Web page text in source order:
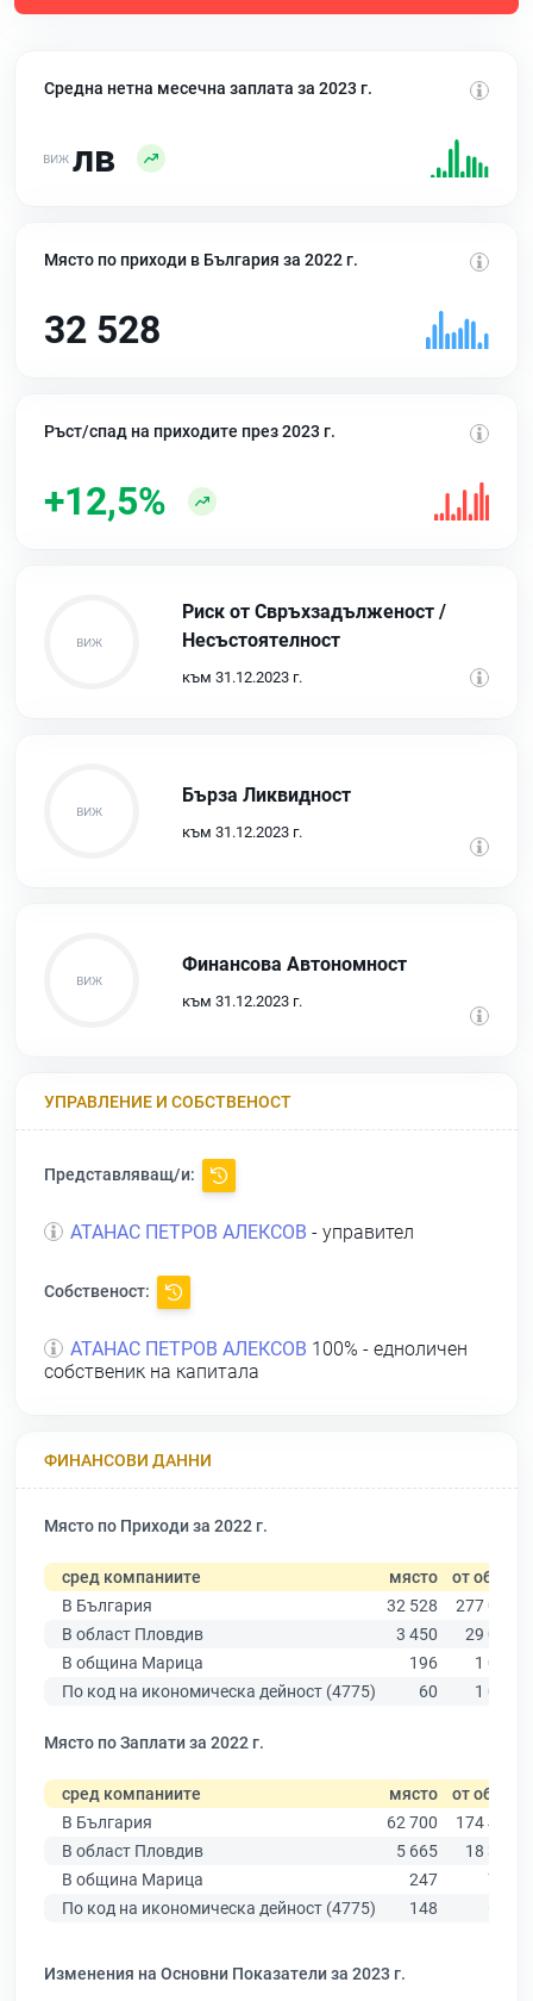
Средна нетна месечна заплата за 2023 г.
лв
Място по приходи в България за 2022 г.
32 528
Ръст/спад на приходите през 2023 г.
+12,5%
Риск от Свръхзадълженост /
Несъстоятелност
към 31.12.2023 г.
Бърза Ликвидност
към 31.12.2023 г.
Финансова Автономност
към 31.12.2023 г.
УПРАВЛЕНИЕ И СОБСТВЕНОСТ
Представляващ/и:
АТАНАС ПЕТРОВ АЛЕКСОВ - управител
Собственост:
АТАНАС ПЕТРОВ АЛЕКСОВ 100% - едноличен
собственик на капитала
ФИНАНСОВИ ДАННИ
Място по Приходи за 2022 г.
сред компаниите място от общо
В България
32 528
277 019
В област Пловдив
3 450
29 067
В община Марица
196
1 033
По код на икономическа дейност (4775)
60 1 070
Място по Заплати за 2022 г.
сред компаниите място от общо
В България
62 700
174 403
В област Пловдив
5 665
18 305
В община Марица
247
712
По код на икономическа дейност (4775)
148
Изменения на Основни Показатели за 2023 г.